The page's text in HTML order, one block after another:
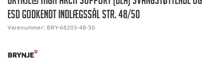
ESD GODKENDT INDLÆGSSÅL STR. 48/50
Varenummer: BRY-68203-48-50